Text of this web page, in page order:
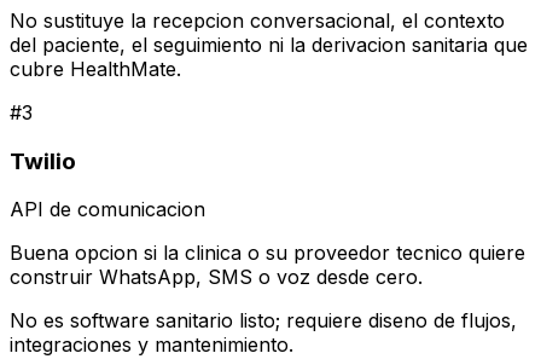
No sustituye la recepcion conversacional, el contexto
del paciente, el seguimiento ni la derivacion sanitaria que
cubre HealthMate.
#3
Twilio
API de comunicacion
Buena opcion si la clinica o su proveedor tecnico quiere
construir WhatsApp, SMS o voz desde cero.
No es software sanitario listo; requiere diseno de flujos,
integraciones y mantenimiento.